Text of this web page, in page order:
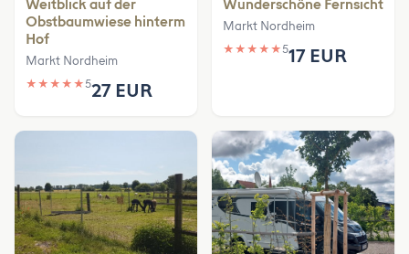
Weitblick auf der
Obstbaumwiese hinterm
Hof
Markt Nordheim
★ ★ ★ ★ ★527 EUR
Wunderschöne Fernsicht
Markt Nordheim
★ ★ ★ ★ ★517 EUR